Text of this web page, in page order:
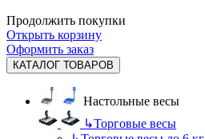
Продолжить покупки
Открыть корзину
Оформить заказ
КАТАЛОГ ТОВАРОВ
Настольные весы
↳Торговые весы